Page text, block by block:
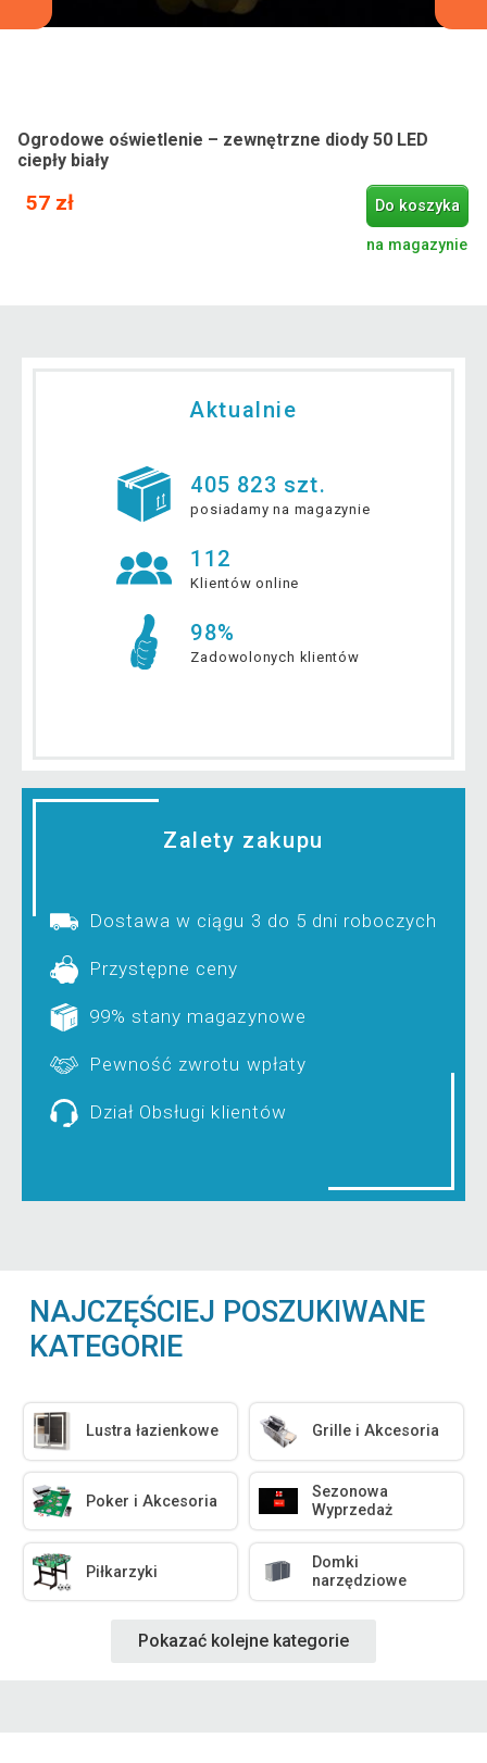
Ogrodowe oświetlenie – zewnętrzne diody 50 LED
ciepły biały
57 zł Do koszyka
na magazynie
Aktualnie
405 823 szt.
posiadamy na magazynie
112
Klientów online
98%
Zadowolonych klientów
Zalety zakupu
Dostawa w ciągu 3 do 5 dni roboczych
Przystępne ceny
99% stany magazynowe
Pewność zwrotu wpłaty
Dział Obsługi klientów
NAJCZĘŚCIEJ POSZUKIWANE
KATEGORIE
Lustra łazienkowe Grille i Akcesoria
Poker i Akcesoria
Sezonowa
Wyprzedaż
Piłkarzyki
Domki
narzędziowe
Pokazać kolejne kategorie